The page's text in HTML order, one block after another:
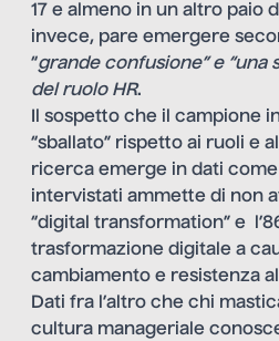
17 e almeno in un altro paio
invece, pare emergere
“grande confusione” e “una
del ruolo HR.
Il sospetto che il campione
“sballato” rispetto ai ruoli e
ricerca emerge in dati
intervistati ammette di non
“digital transformation” e
trasformazione digitale a
cambiamento e resistenza
Dati fra l’altro che chi
cultura manageriale